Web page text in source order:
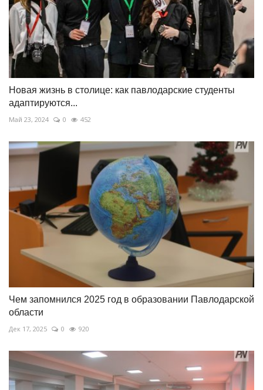
Новая жизнь в столице: как павлодарские студенты
адаптируются...
Май 23, 2024 0 452
Чем запомнился 2025 год в образовании Павлодарской
области
Дек 17, 2025 0 920